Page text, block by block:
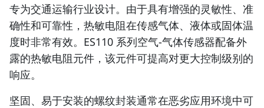
专为交通运输行业设计。由于具有增强的灵敏性、准
确性和可靠性，热敏电阻在传感气体、液体或固体温
度时非常有效。ES110 系列空气-气体传感器配备外
露的热敏电阻元件，该元件可提高对更大控制级别的
响应。
坚固、易于安装的螺纹封装通常在恶劣应用环境中可